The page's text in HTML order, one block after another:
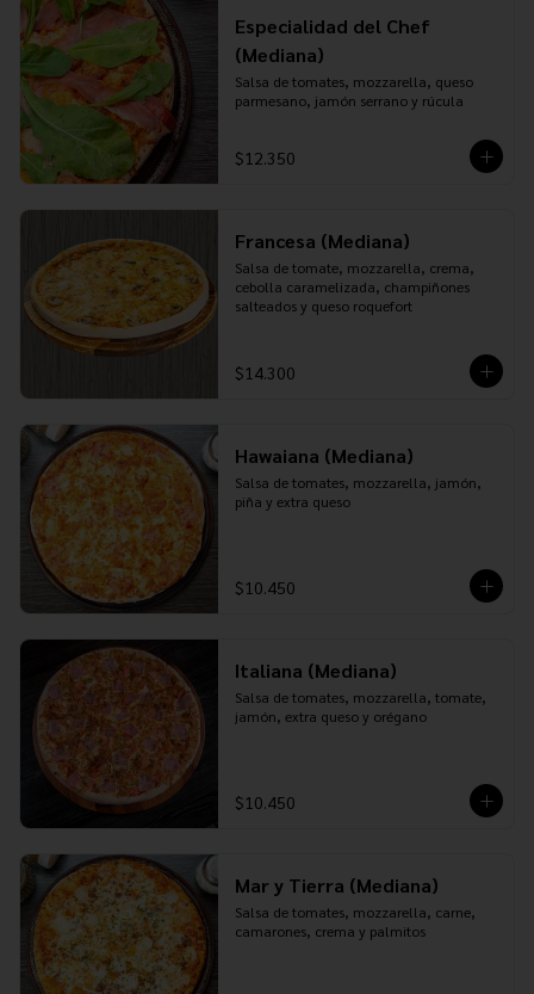
Especialidad del Chef
(Mediana)
Salsa de tomates, mozzarella, queso
parmesano, jamón serrano y rúcula
$12.350
Francesa (Mediana)
Salsa de tomate, mozzarella, crema,
cebolla caramelizada, champiñones
salteados y queso roquefort
$14.300
Hawaiana (Mediana)
Salsa de tomates, mozzarella, jamón,
piña y extra queso
$10.450
Italiana (Mediana)
Salsa de tomates, mozzarella, tomate,
jamón, extra queso y orégano
$10.450
Mar y Tierra (Mediana)
Salsa de tomates, mozzarella, carne,
camarones, crema y palmitos